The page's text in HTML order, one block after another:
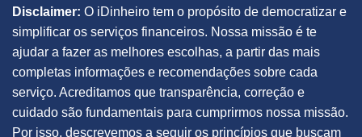
Disclaimer: O iDinheiro tem o propósito de democratizar e
simplificar os serviços financeiros. Nossa missão é te
ajudar a fazer as melhores escolhas, a partir das mais
completas informações e recomendações sobre cada
serviço. Acreditamos que transparência, correção e
cuidado são fundamentais para cumprirmos nossa missão.
Por isso, descrevemos a seguir os princípios que buscam